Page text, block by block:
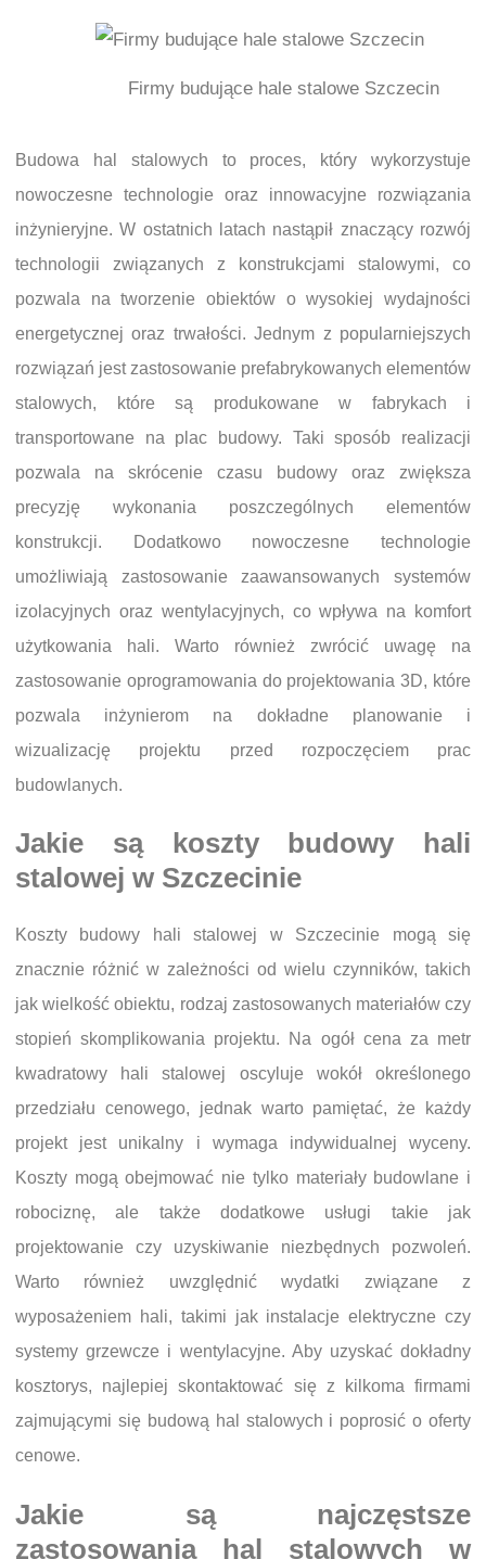
Firmy budujące hale stalowe Szczecin
Budowa hal stalowych to proces, który wykorzystuje
nowoczesne technologie oraz innowacyjne rozwiązania
inżynieryjne. W ostatnich latach nastąpił znaczący rozwój
technologii związanych z konstrukcjami stalowymi, co
pozwala na tworzenie obiektów o wysokiej wydajności
energetycznej oraz trwałości. Jednym z popularniejszych
rozwiązań jest zastosowanie prefabrykowanych elementów
stalowych, które są produkowane w fabrykach i
transportowane na plac budowy. Taki sposób realizacji
pozwala na skrócenie czasu budowy oraz zwiększa
precyzję wykonania poszczególnych elementów
konstrukcji. Dodatkowo nowoczesne technologie
umożliwiają zastosowanie zaawansowanych systemów
izolacyjnych oraz wentylacyjnych, co wpływa na komfort
użytkowania hali. Warto również zwrócić uwagę na
zastosowanie oprogramowania do projektowania 3D, które
pozwala inżynierom na dokładne planowanie i
wizualizację projektu przed rozpoczęciem prac
budowlanych.
Jakie są koszty budowy hali
stalowej w Szczecinie
Koszty budowy hali stalowej w Szczecinie mogą się
znacznie różnić w zależności od wielu czynników, takich
jak wielkość obiektu, rodzaj zastosowanych materiałów czy
stopień skomplikowania projektu. Na ogół cena za metr
kwadratowy hali stalowej oscyluje wokół określonego
przedziału cenowego, jednak warto pamiętać, że każdy
projekt jest unikalny i wymaga indywidualnej wyceny.
Koszty mogą obejmować nie tylko materiały budowlane i
robociznę, ale także dodatkowe usługi takie jak
projektowanie czy uzyskiwanie niezbędnych pozwoleń.
Warto również uwzględnić wydatki związane z
wyposażeniem hali, takimi jak instalacje elektryczne czy
systemy grzewcze i wentylacyjne. Aby uzyskać dokładny
kosztorys, najlepiej skontaktować się z kilkoma firmami
zajmującymi się budową hal stalowych i poprosić o oferty
cenowe.
Jakie są najczęstsze
zastosowania hal stalowych w